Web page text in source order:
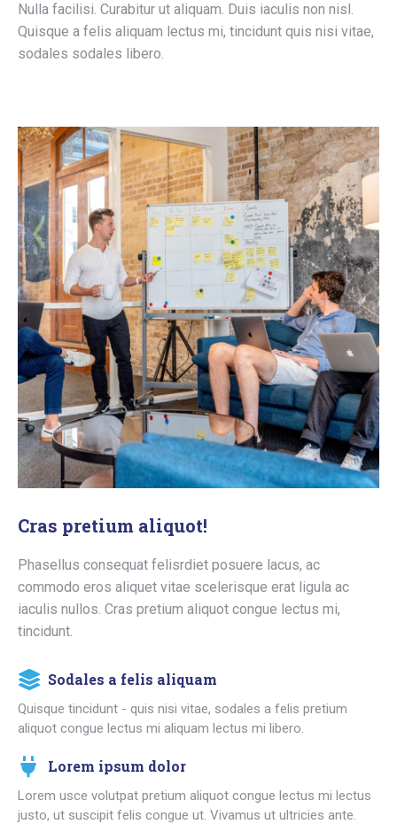
Nulla facilisi. Curabitur ut aliquam. Duis iaculis non nisl.
Quisque a felis aliquam lectus mi, tincidunt quis nisi vitae,
sodales sodales libero.
Cras pretium aliquot!
Phasellus consequat felisrdiet posuere lacus, ac
commodo eros aliquet vitae scelerisque erat ligula ac
iaculis nullos. Cras pretium aliquot congue lectus mi,
tincidunt.
Sodales a felis aliquam
Quisque tincidunt - quis nisi vitae, sodales a felis pretium
aliquot congue lectus mi aliquam lectus mi libero.
Lorem ipsum dolor
Lorem usce volutpat pretium aliquot congue lectus mi lectus
justo, ut suscipit felis congue ut. Vivamus ut ultricies ante.